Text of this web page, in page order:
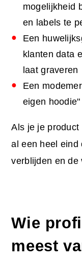
mogelijkheid
en labels te
Een
klanten data
laat graveren
Een
eigen
Als je je
al een heel eind
verblijden en de
Wie
meest